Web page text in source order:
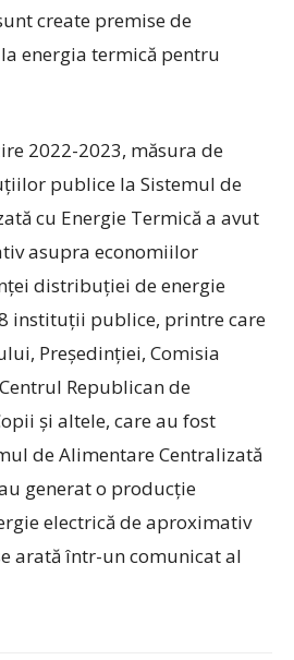
create premise de
energia termică pentru
2022-2023, măsura de
publice la Sistemul de
cu Energie Termică a avut
asupra economiilor
distribuției de energie
instituții publice, printre care
Președinției, Comisia
Republican de
și altele, care au fost
de Alimentare Centralizată
generat o producție
electrică de aproximativ
arată într-un comunicat al